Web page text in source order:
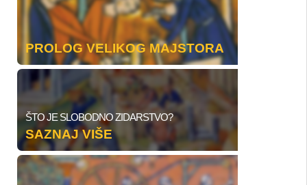
PROLOG VELIKOG MAJSTORA
ŠTO JE SLOBODNO ZIDARSTVO?
SAZNAJ VIŠE